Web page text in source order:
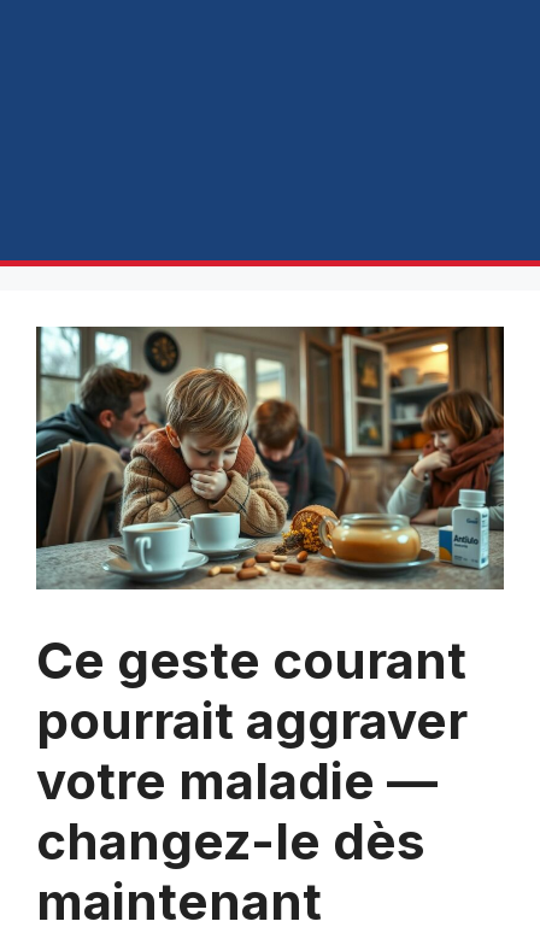
Ce geste courant
pourrait aggraver
votre maladie —
changez-le dès
maintenant